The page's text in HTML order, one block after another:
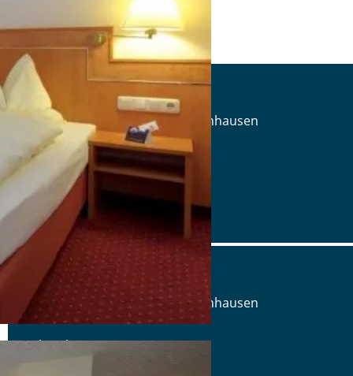
Land-Gut-Hotel Adlerbräu
Marktplatz 10/12, 91710 Gunzenhausen
Tel.: Tel.: 09831 88670
Details
www.hotel-adlerbraeu.de
Land-Gut-Hotel Adlerbräu
Marktplatz 10/12, 91710 Gunzenhausen
Tel.: Tel.: 09831 88670